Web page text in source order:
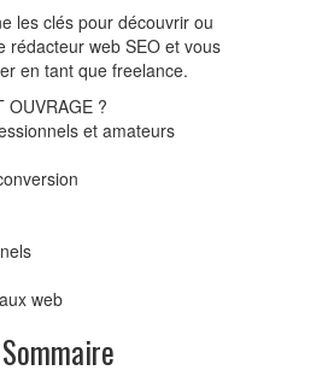
les clés pour découvrir ou
rédacteur web SEO et vous
en tant que freelance.
OUVRAGE ?
et amateurs
web
Sommaire